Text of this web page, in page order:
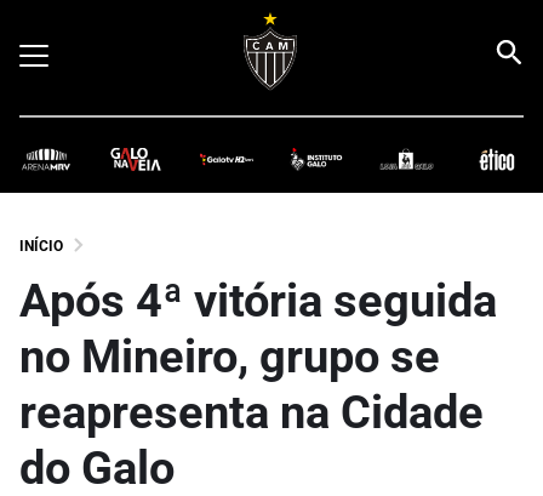
INÍCIO
Após 4ª vitória seguida
no Mineiro, grupo se
reapresenta na Cidade
do Galo